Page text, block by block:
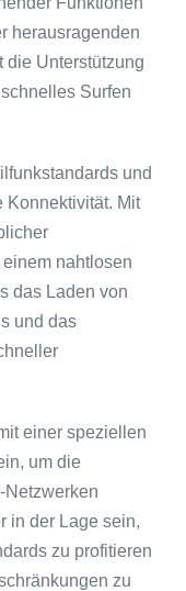
herausragenden
die Unterstützung
Surfen
und
Konnektivität. Mit
nahtlosen
das Laden von
und das
einer speziellen
um die
Netzwerken
in der Lage sein,
zu profitieren
zu